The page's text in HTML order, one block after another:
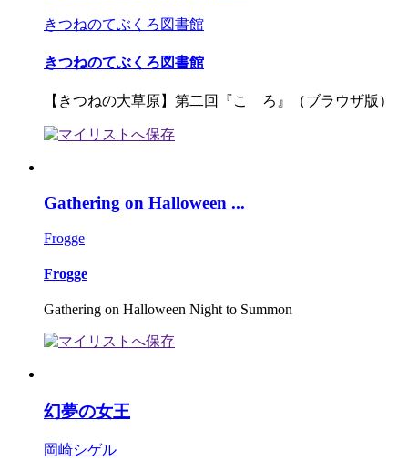
きつねのてぶくろ図書館
きつねのてぶくろ図書館
【きつねの大草原】第二回『こゝろ』（ブラウザ版）
Gathering on Halloween ...
Frogge
Frogge
Gathering on Halloween Night to Summon
幻夢の女王
岡崎シゲル